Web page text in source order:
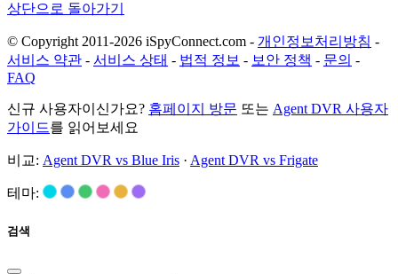
상단으로 돌아가기
© Copyright 2011-2026 iSpyConnect.com - 개인정보처리방침 -
서비스 약관 - 서비스 상태 - 법적 정보 - 보안 정책 - 문의 -
FAQ
신규 사용자이신가요? 홈페이지 방문 또는 Agent DVR 사용자
가이드를 읽어보세요
비교: Agent DVR vs Blue Iris · Agent DVR vs Frigate
테마:
검색